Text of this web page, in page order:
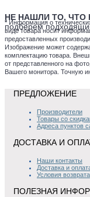
НЕ НАШЛИ ТО, ЧТО
подберем
* Информация о
виде товара носит
предоставленных
Изображение может
комплектацию товара.
от представленного на
Вашего монитора. Точную
ПРЕДЛОЖЕНИЕ
Производители
Товары со
Адреса пунктов
ДОСТАВКА И
Наши контакты
Доставка и
Условия возврата
ПОЛЕЗНАЯ